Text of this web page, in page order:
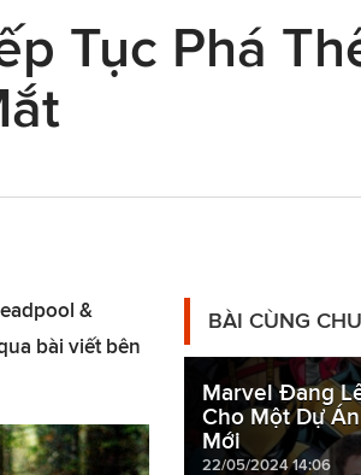
Tục Phá
&
bài viết bên
BÀI CÙNG
Marvel Đang
Cho Một Dự
Mới
22/05/2024 14:06